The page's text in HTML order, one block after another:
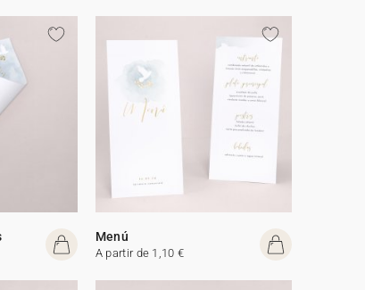
Menú
A partir de 1,10 €